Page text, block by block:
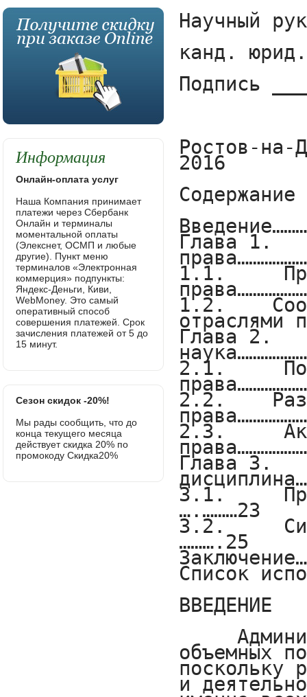
Информация
Онлайн-оплата услуг
Наша Компания принимает
платежи через Сбербанк
Онлайн и терминалы
моментальной оплаты
(Элекснет, ОСМП и любые
другие). Пункт меню
терминалов «Электронная
коммерция» подпункты:
Яндекс-Деньги, Киви,
WebMoney. Это самый
оперативный способ
совершения платежей. Срок
зачисления платежей от 5 до
15 минут.
Сезон скидок -20%!
Мы рады сообщить, что до
конца текущего месяца
действует скидка 20% по
промокоду Скидка20%